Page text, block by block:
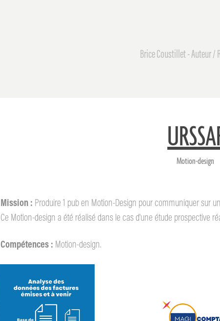
Brice Coustillet - Auteur /
Motion-design
Mission : Produire 1 pub en Motion-Design pour communiquer sur
Ce Motion-design a été réalisé dans le cas d'une étude prospective
Compétences : Motion-design.